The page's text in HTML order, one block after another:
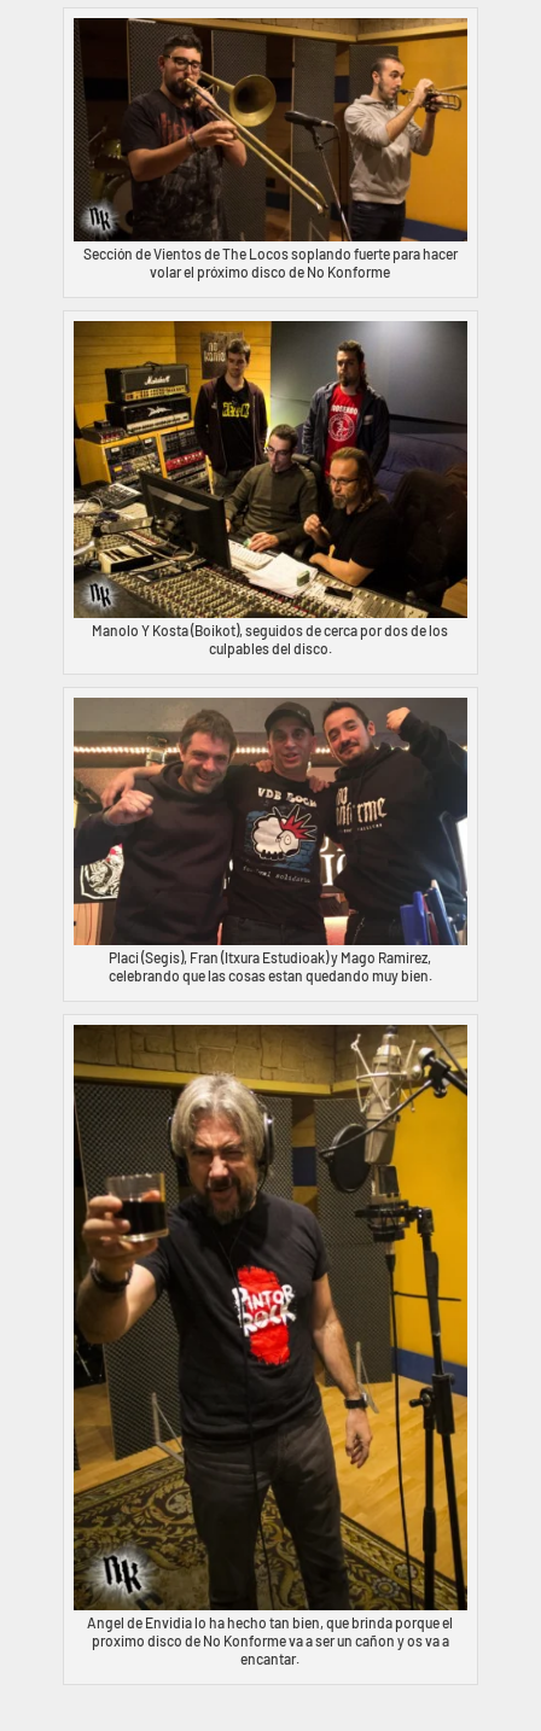
Sección de Vientos de The Locos soplando fuerte para hacer
volar el próximo disco de No Konforme
Manolo Y Kosta (Boikot), seguidos de cerca por dos de los
culpables del disco.
Placi (Segis), Fran (Itxura Estudioak) y Mago Ramirez,
celebrando que las cosas estan quedando muy bien.
Angel de Envidia lo ha hecho tan bien, que brinda porque el
proximo disco de No Konforme va a ser un cañon y os va a
encantar.